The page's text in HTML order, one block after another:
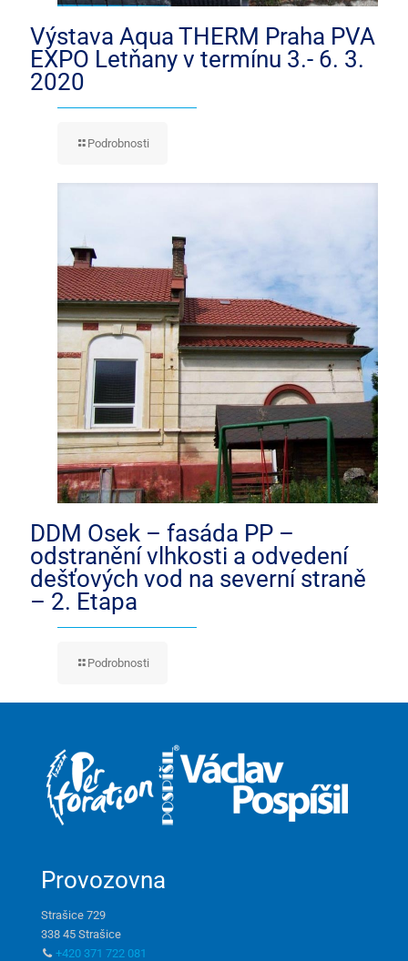
Výstava Aqua THERM Praha PVA
EXPO Letňany v termínu 3.- 6. 3.
2020
Podrobnosti
DDM Osek – fasáda PP –
odstranění vlhkosti a odvedení
dešťových vod na severní straně
– 2. Etapa
Podrobnosti
Provozovna
Strašice 729
338 45 Strašice
+420 371 722 081